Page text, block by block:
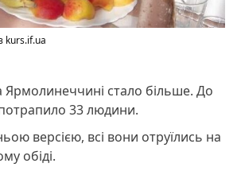
kurs.if.ua
Ярмолинеччині стало більше. До
33 людини.
версією, всі вони отруїлись на
обіді.